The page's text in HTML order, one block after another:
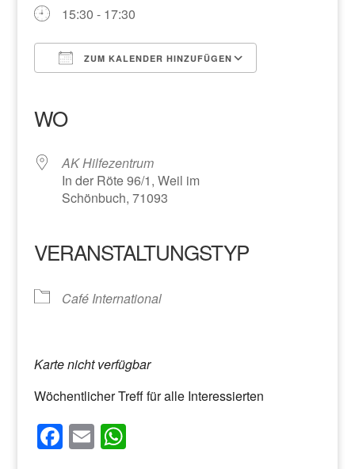
15:30 - 17:30
ZUM KALENDER HINZUFÜGEN
WO
AK Hilfezentrum
In der Röte 96/1, Weil im
Schönbuch, 71093
VERANSTALTUNGSTYP
Café International
Karte nicht verfügbar
Wöchentlicher Treff für alle Interessierten
F E W